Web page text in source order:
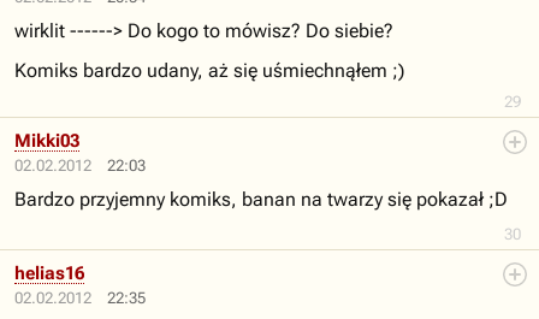
29
wirklit ------> Do kogo to mówisz? Do siebie?
Komiks bardzo udany, aż się uśmiechnąłem ;)
02.02.2012 22:03
30
Mikki03
Bardzo przyjemny komiks, banan na twarzy się pokazał ;D
02.02.2012 22:35
helias16